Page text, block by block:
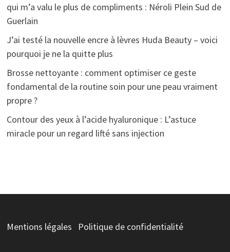
qui m’a valu le plus de compliments : Néroli Plein Sud de
Guerlain
J’ai testé la nouvelle encre à lèvres Huda Beauty – voici
pourquoi je ne la quitte plus
Brosse nettoyante : comment optimiser ce geste
fondamental de la routine soin pour une peau vraiment
propre ?
Contour des yeux à l’acide hyaluronique : L’astuce
miracle pour un regard lifté sans injection
Mentions légales Politique de confidentialité